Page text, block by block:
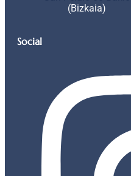
(Bizkaia)
Social